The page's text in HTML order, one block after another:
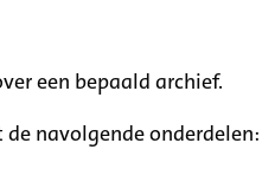
een bepaald archief.
navolgende onderdelen: